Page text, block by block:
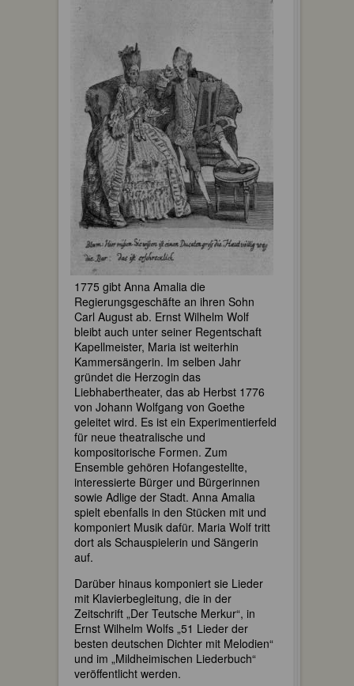
1775 gibt Anna Amalia die
Regierungsgeschäfte an ihren Sohn
Carl August ab. Ernst Wilhelm Wolf
bleibt auch unter seiner Regentschaft
Kapellmeister, Maria ist weiterhin
Kammersängerin. Im selben Jahr
gründet die Herzogin das
Liebhabertheater, das ab Herbst 1776
von Johann Wolfgang von Goethe
geleitet wird. Es ist ein Experimentierfeld
für neue theatralische und
kompositorische Formen. Zum
Ensemble gehören Hofangestellte,
interessierte Bürger und Bürgerinnen
sowie Adlige der Stadt. Anna Amalia
spielt ebenfalls in den Stücken mit und
komponiert Musik dafür. Maria Wolf tritt
dort als Schauspielerin und Sängerin
auf.
Darüber hinaus komponiert sie Lieder
mit Klavierbegleitung, die in der
Zeitschrift „Der Teutsche Merkur“, in
Ernst Wilhelm Wolfs „51 Lieder der
besten deutschen Dichter mit Melodien“
und im „Mildheimischen Liederbuch“
veröffentlicht werden.